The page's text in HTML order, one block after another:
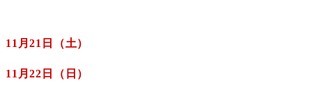
11月21日（土）
11月22日（日）